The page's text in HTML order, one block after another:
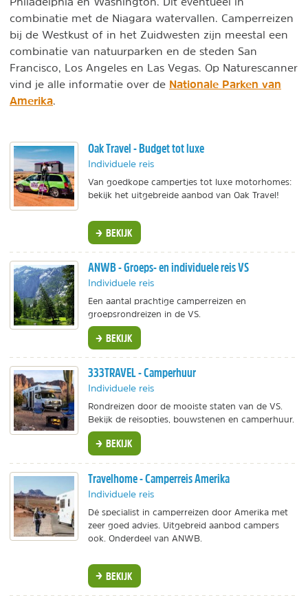
combinatie met de Niagara watervallen. Camperreizen
bij de Westkust of in het Zuidwesten zijn meestal een
combinatie van natuurparken en de steden San
Francisco, Los Angeles en Las Vegas. Op Naturescanner
vind je alle informatie over de Nationale Parken van
Amerika
Oak Travel - Budget tot luxe
Individuele reis
Van goedkope campertjes tot luxe motorhomes:
bekijk het uitgebreide aanbod van Oak Travel!
BEKIJK
ANWB - Groeps- en individuele reis VS
Individuele reis
Een aantal prachtige camperreizen en
groepsrondreizen in de VS.
BEKIJK
333TRAVEL - Camperhuur
Individuele reis
Rondreizen door de mooiste staten van de VS.
Bekijk de reisopties, bouwstenen en camperhuur.
BEKIJK
Travelhome - Camperreis Amerika
Individuele reis
Dé specialist in camperreizen door Amerika met
zeer goed advies. Uitgebreid aanbod campers
ook. Onderdeel van ANWB.
BEKIJK